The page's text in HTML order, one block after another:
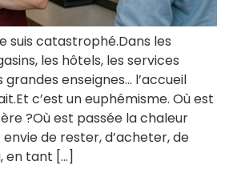
suis catastrophé.Dans les
les hôtels, les services
enseignes… l’accueil
c’est un euphémisme. Où est
?Où est passée la chaleur
de rester, d’acheter, de
en tant […]